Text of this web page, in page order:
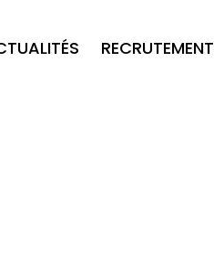
RECRUTEMENT